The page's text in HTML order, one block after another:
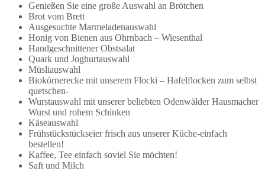
Genießen Sie eine große Auswahl an Brötchen
Brot vom Brett
Ausgesuchte Marmeladenauswahl
Honig von Bienen aus Ohrnbach – Wiesenthal
Handgeschnittener Obstsalat
Quark und Joghurtauswahl
Müsliauswahl
Biokörnerecke mit unserem Flocki – Hafelflocken zum selbst
quetschen-
Wurstauswahl mit unserer beliebten Odenwälder Hausmacher
Wurst und rohem Schinken
Käseauswahl
Frühstückstückseier frisch aus unserer Küche-einfach
bestellen!
Kaffee, Tee einfach soviel Sie möchten!
Saft und Milch